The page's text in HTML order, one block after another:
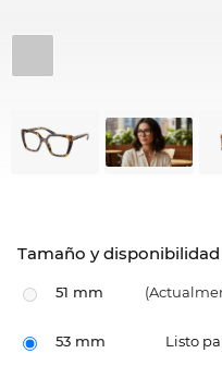
Tamaño y disponibilidad
51 mm
53 mm Listo